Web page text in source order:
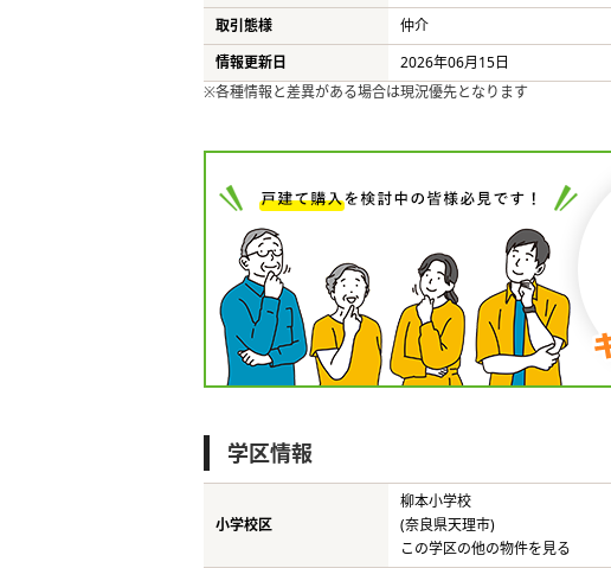
取引態様
仲介
情報更新日
2026年06月15日
※各種情報と差異がある場合は現況優先となります
学区情報
小学校区
柳本小学校
(奈良県天理市)
この学区の他の物件を見る